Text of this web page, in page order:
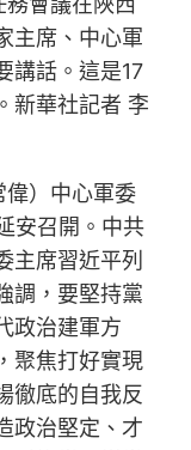
主席、中心軍
講話。這是17
新華社記者 李
偉）中心軍委
安召開。中共
主席習近平列
調，要堅持黨
政治建軍方
聚焦打好實現
徹底的自我反
政治堅定、才